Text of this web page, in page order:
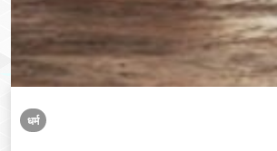
धर्म